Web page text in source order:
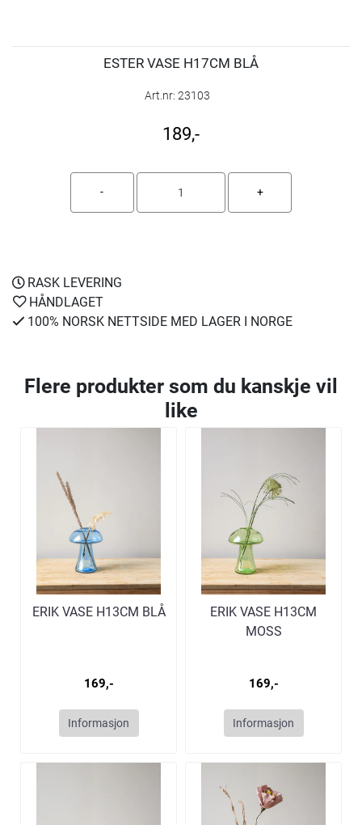
ESTER VASE H17CM BLÅ
Art.nr: 23103
189,-
RASK LEVERING
HÅNDLAGET
100% NORSK NETTSIDE MED LAGER I NORGE
Flere produkter som du kanskje vil
like
ERIK VASE H13CM BLÅ
169,-
Informasjon
ERIK VASE H13CM
MOSS
169,-
Informasjon